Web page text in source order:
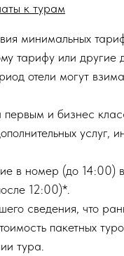
к турам
минимальных
тарифу или другие
отели могут
первым и бизнес
услуг,
в номер (до 14:00)
12:00)*.
сведения, что
пакетных
тура.